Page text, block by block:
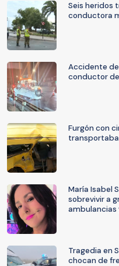
Seis heridos
conductora
Accidente
conductor
Furgón con
María Isabel
sobrevivir a
ambulancias
Tragedia en
chocan de